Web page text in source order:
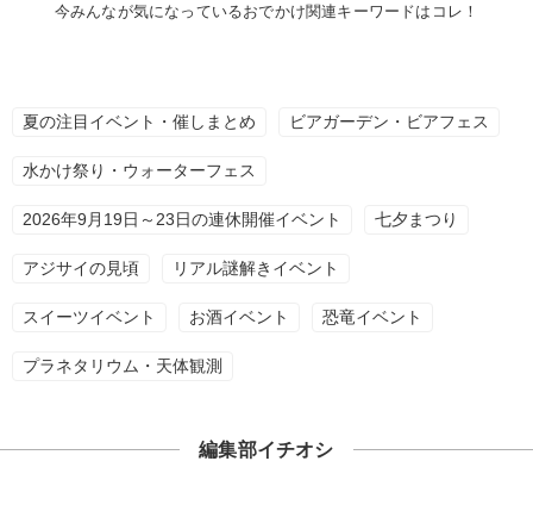
今みんなが気になっているおでかけ関連キーワードはコレ！
夏の注目イベント・催しまとめ ビアガーデン・ビアフェス
水かけ祭り・ウォーターフェス
2026年9月19日～23日の連休開催イベント 七夕まつり
アジサイの見頃 リアル謎解きイベント
スイーツイベント お酒イベント 恐竜イベント
プラネタリウム・天体観測
編集部イチオシ